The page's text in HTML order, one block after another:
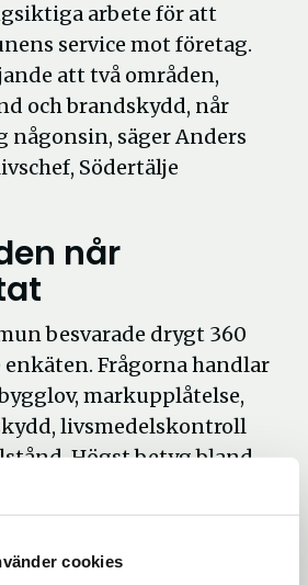
cookies
arbete för att
service mot företag.
att två områden,
och brandskydd, når
någonsin, säger Anders
Södertälje
når
besvarade drygt 360
Frågorna handlar
markupplåtelse,
livsmedelskontroll
Högst betyg bland
har
med ett mycket högt
myndighetsbetyget